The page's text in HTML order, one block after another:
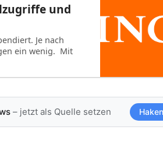
und
Je nach
ein wenig. Mit
– jetzt als Quelle setzen